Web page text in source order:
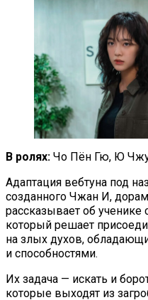
В ролях: Чо Пён Гю, Ю
Адаптация вебтуна под
созданного Чжан И,
рассказывает об
который решает
на злых духов,
и способностями.
Их задача — искать и
которые выходят из